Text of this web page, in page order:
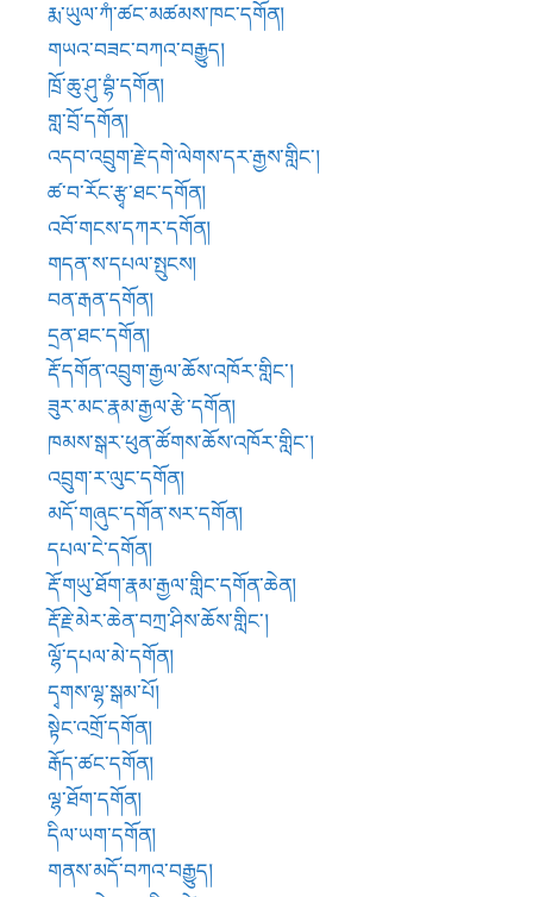
དྲན་ཐང་དགོན།
རྡོ་དགོན་འབྲུག་རྒྱལ་ཆོས་འཁོར་གླིང་།
ཟུར་མང་རྣམ་རྒྱལ་རྩེ་དགོན།
ཁམས་སྒར་ཕུན་ཚོགས་ཆོས་འཁོར་གླིང་།
འབྲུག་ར་ལུང་དགོན།
མདོ་གཞུང་དགོན་སར་དགོན།
དཔལ་ངེ་དགོན།
རྡོ་གཡུ་ཐོག་རྣམ་རྒྱལ་གླིང་དགོན་ཆེན།
རྡོ་རྗེ་མེར་ཆེན་བཀྲ་ཤིས་ཆོས་གླིང་།
ལྷོ་དཔལ་མེ་དགོན།
དྭགས་ལྷ་སྒམ་པོ།
སྟེང་འགྲོ་དགོན།
རྒོད་ཚང་དགོན།
ལྷ་ཐོག་དགོན།
དིལ་ཡག་དགོན།
གནས་མདོ་བཀའ་བརྒྱུད།
གནས་ཆེན་རཏྣའི་མཛེས་ཉམས།
ཀརྨ་དགོན།
མཛོ་རྫི་དགོན།
བཀྲིས་བེའུ་གསར།
ལྷོ་བྲག་གྲོ་བོ་ལུང་།
ལྷོ་བྲག་ལྟག་གཉའི་བྲག་ཕུག་སོགས།
ཆོས་འཁོར་གླིང་དགོན་ཤུལ་སོགས།
ཕག་གྲུ་རབ་ཏུ་བྱུང་ས།
སྲས་མཁར་དགུ་ཐོག